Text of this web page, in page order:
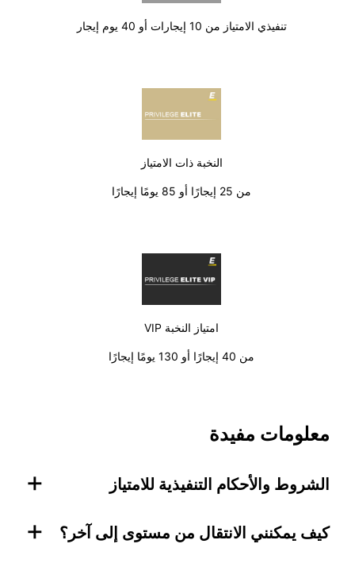
تنفيذي الامتياز من 10 إيجارات أو 40 يوم إيجار
النخبة ذات الامتياز
من 25 إيجارًا أو 85 يومًا إيجارًا
امتياز النخبة VIP
من 40 إيجارًا أو 130 يومًا إيجارًا
معلومات مفيدة
الشروط والأحكام التنفيذية للامتياز +
كيف يمكنني الانتقال من مستوى إلى آخر؟ +